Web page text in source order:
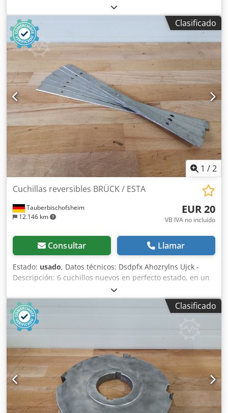
Orificio: 40 mm - Marcaje: Prueba BG - Longitud: 51 mm -
Material: Acero
Clasificado
1 /2
Tauberbischofsheim
12.146 km
Cuchillas reversibles BRÜCK / ESTA
EUR 20
VB IVA no incluído
Consultar Llamar
Estado: usado, Datos técnicos: Dsdpfx Ahozrylns Ujck -
Descripción: 6 cuchillos nuevos en perfecto estado, en un
conjunto. - Longitud: 300 mm - Anchura: 18,4 mm - Grosor:
1 mm
Clasificado